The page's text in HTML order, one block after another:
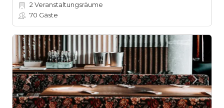
2 Veranstaltungsräume
70 Gäste